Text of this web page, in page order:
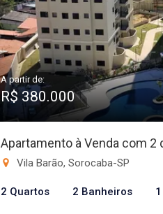
A partir de:
R$ 380.000
Apartamento à Venda com 2
Vila Barão, Sorocaba-SP
2 Quartos 2 Banheiros